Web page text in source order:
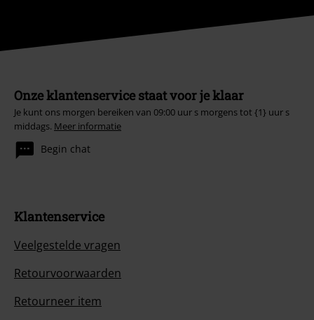
Onze klantenservice staat voor je klaar
Je kunt ons morgen bereiken van 09:00 uur s morgens tot {1} uur s
middags. Meer informatie
Begin chat
Klantenservice
Veelgestelde vragen
Retourvoorwaarden
Retourneer item